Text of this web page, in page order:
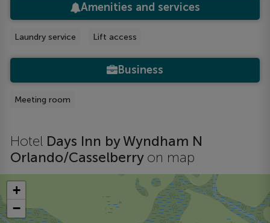
Amenities and services
Laundry service Lift access
Business
Meeting room
Hotel Days Inn by Wyndham N
Orlando/Casselberry on map
+
−